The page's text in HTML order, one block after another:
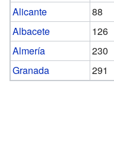
Alicante
88
Albacete
126
Almería
230
Granada
291